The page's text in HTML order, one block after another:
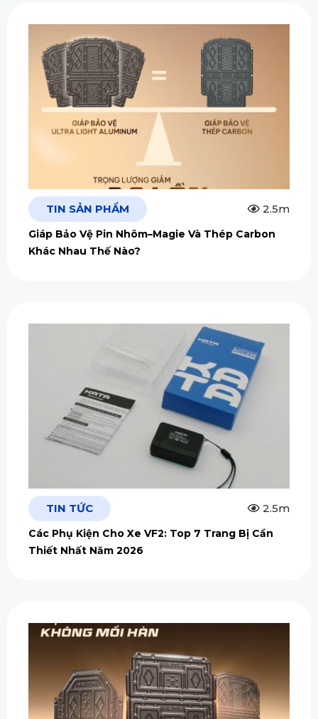
TIN SẢN PHẨM 2.5m
Giáp Bảo Vệ Pin Nhôm–Magie Và Thép Carbon
Khác Nhau Thế Nào?
TIN TỨC 2.5m
Các Phụ Kiện Cho Xe VF2: Top 7 Trang Bị Cần
Thiết Nhất Năm 2026